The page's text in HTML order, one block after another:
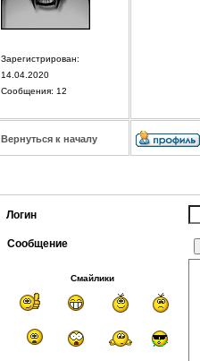
Зарегистрирован:
14.04.2020
Сообщения: 12
Вернуться к началу
Логин
Сообщение
Смайлики